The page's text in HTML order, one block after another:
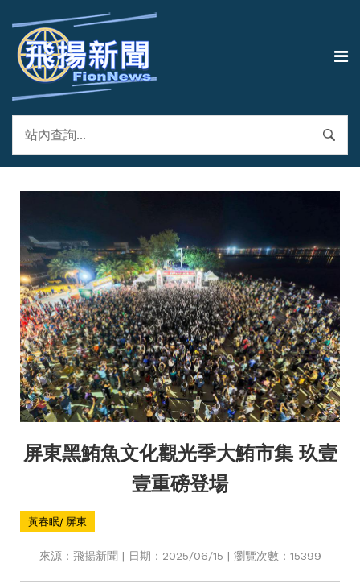
屏東黑鮪魚文化觀光季大鮪市集 玖壹
壹重磅登場
黃春眠/ 屏東
來源：飛揚新聞 | 日期：2025/06/15 | 瀏覽次數：15399